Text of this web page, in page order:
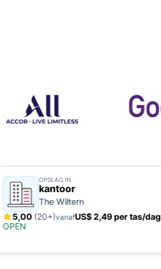
OPSLAG IN
kantoor
The Wiltern
5,00 (20+)vanafUS$ 2,49 per tas/dag
OPEN